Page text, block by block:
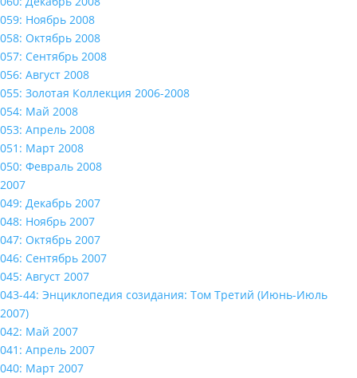
059: Ноябрь 2008
058: Октябрь 2008
057: Сентябрь 2008
056: Август 2008
055: Золотая Коллекция 2006-2008
054: Май 2008
053: Апрель 2008
051: Март 2008
050: Февраль 2008
2007
049: Декабрь 2007
048: Ноябрь 2007
047: Октябрь 2007
046: Сентябрь 2007
045: Август 2007
043-44: Энциклопедия созидания: Том Третий (Июнь-Июль
2007)
042: Май 2007
041: Апрель 2007
040: Март 2007